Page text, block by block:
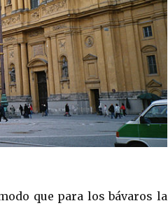
que para los bávaros la